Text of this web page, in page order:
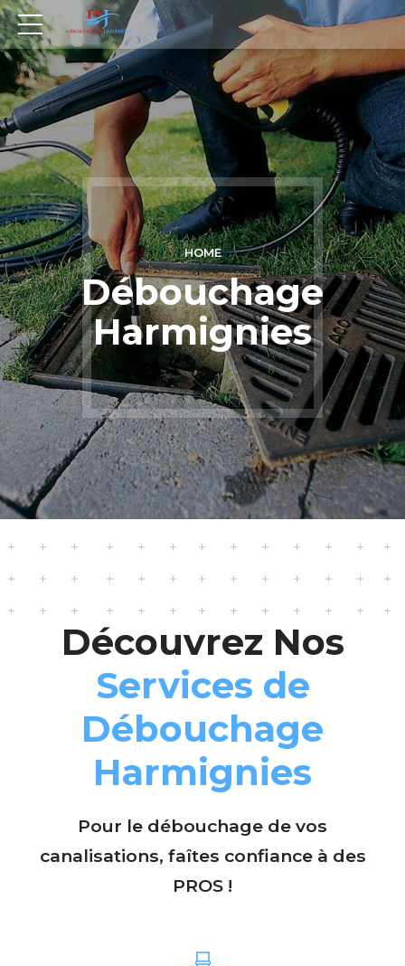
HOME
Débouchage
Harmignies
Découvrez Nos
Services de
Débouchage
Harmignies
Pour le débouchage de vos
canalisations, faîtes confiance à des
PROS !